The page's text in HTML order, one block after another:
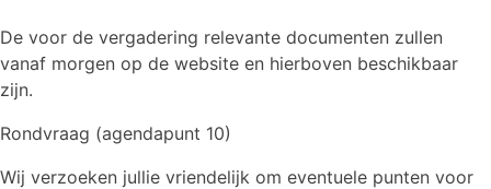
De voor de vergadering relevante documenten zullen
vanaf morgen op de website en hierboven beschikbaar
zijn.
Rondvraag (agendapunt 10)
Wij verzoeken jullie vriendelijk om eventuele punten voor